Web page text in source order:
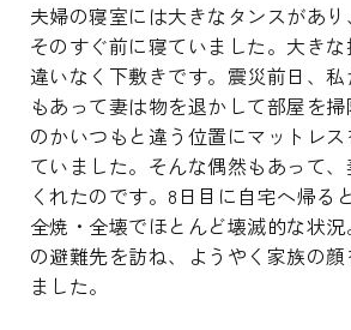
夫婦の寝室には大きなタンスがあ
そのすぐ前に寝ていました。大き
違いなく下敷きです。震災前日、
もあって妻は物を退かして部屋を
のかいつもと違う位置にマットレ
ていました。そんな偶然もあって
くれたのです。8日目に自宅へ帰る
全焼・全壊でほとんど壊滅的な状
の避難先を訪ね、ようやく家族の
ました。